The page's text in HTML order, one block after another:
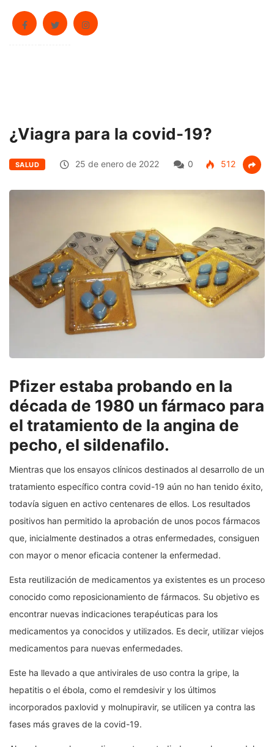
¿Viagra para la covid-19?
SALUD 25 de enero de 2022 0 512
Pfizer estaba probando en la
década de 1980 un fármaco para
el tratamiento de la angina de
pecho, el sildenafilo.
Mientras que los ensayos clínicos destinados al desarrollo de un
tratamiento específico contra covid-19 aún no han tenido éxito,
todavía siguen en activo centenares de ellos. Los resultados
positivos han permitido la aprobación de unos pocos fármacos
que, inicialmente destinados a otras enfermedades, consiguen
con mayor o menor eficacia contener la enfermedad.
Esta reutilización de medicamentos ya existentes es un proceso
conocido como reposicionamiento de fármacos. Su objetivo es
encontrar nuevas indicaciones terapéuticas para los
medicamentos ya conocidos y utilizados. Es decir, utilizar viejos
medicamentos para nuevas enfermedades.
Este ha llevado a que antivirales de uso contra la gripe, la
hepatitis o el ébola, como el remdesivir y los últimos
incorporados paxlovid y molnupiravir, se utilicen ya contra las
fases más graves de la covid-19.